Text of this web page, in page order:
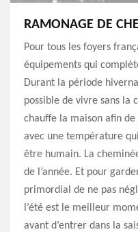
RAMONAGE DE
Pour tous les foyers
équipements qui
Durant la période
possible de vivre sans la
chauffe la maison afin
avec une température
être humain. La
de l’année. Et pour
primordial de ne pas
l’été est le meilleur
avant d’entrer dans la